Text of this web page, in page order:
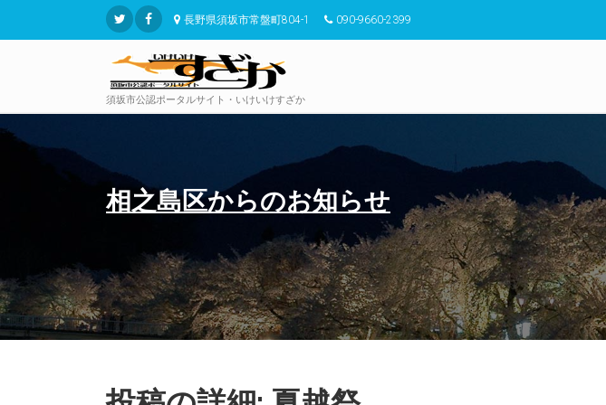
長野県須坂市常盤町804-1 090-9660-2399
須坂市公認ポータルサイト・いけいけすざか
相之島区からのお知らせ